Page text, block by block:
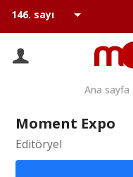
Ana sayfa
Moment Expo
Editöryel